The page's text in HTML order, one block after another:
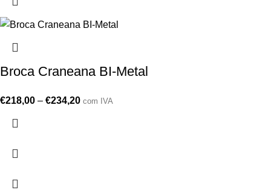
Broca Craneana BI-Metal
€218,00 – €234,20 com IVA